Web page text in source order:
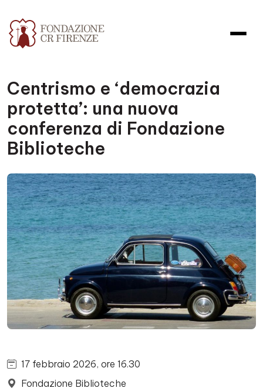
Centrismo e ‘democrazia
protetta’: una nuova
conferenza di Fondazione
Biblioteche
17 febbraio 2026, ore 16.30
Fondazione Biblioteche